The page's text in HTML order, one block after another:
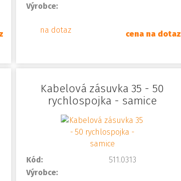
Výrobce:
na dotaz cena na dotaz
Kabelová zásuvka 35 - 50
rychlospojka - samice
Kód:
511.0313
Výrobce: